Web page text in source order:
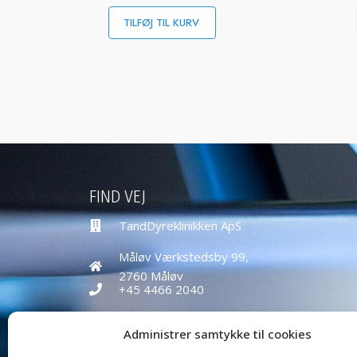
Administrer samtykke til cookies
TILFØJ TIL KURV
FIND VEJ
TandDyreklinikken ApS
Måløv Værkstedsby 99,
2760 Måløv
+45 4466 2040